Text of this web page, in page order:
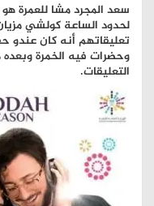
سعد المجرد مشا للعمرة هو
لحدود الساعة كولشي
تعليقاتهم أنه كان
وحضرات فيه الخمرة
التعليقات.